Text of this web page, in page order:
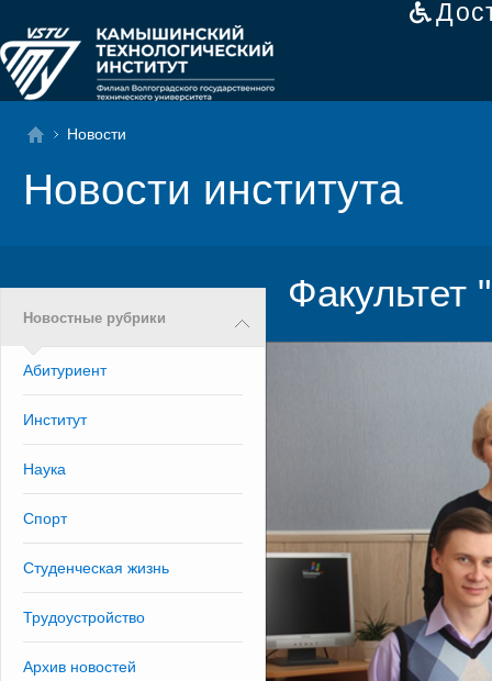
Новости
Новости института
Новостные рубрики
Абитуриент
Институт
Наука
Спорт
Студенческая жизнь
Трудоустройство
Архив новостей